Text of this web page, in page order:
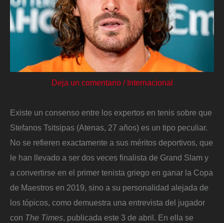
Deja un comentario / Internacional
Existe un consenso entre los expertos en tenis sobre que
Stefanos Tsitsipas (Atenas, 27 años) es un tipo peculiar.
No se refieren exactamente a sus méritos deportivos, que
le han llevado a ser dos veces finalista de Grand Slam y
a convertirse en el primer tenista griego en ganar la Copa
de Maestros en 2019, sino a su personalidad alejada de
los tópicos, como demuestra una entrevista del jugador
con The Times, publicada este 3 de abril. En ella se